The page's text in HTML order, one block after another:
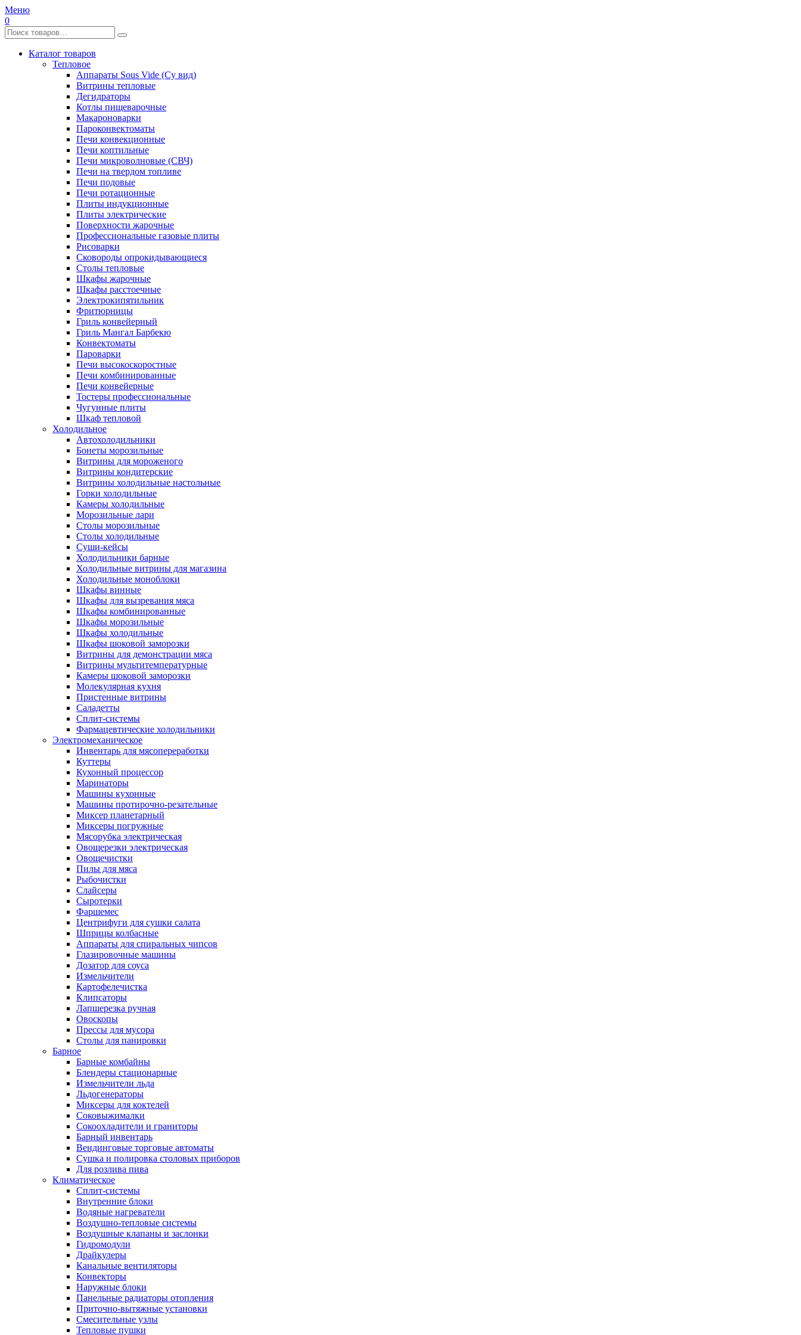
Меню
0
Каталог товаров
Тепловое
Аппараты Sous Vide (Су вид)
Витрины тепловые
Дегидраторы
Котлы пищеварочные
Макароноварки
Пароконвектоматы
Печи конвекционные
Печи коптильные
Печи микроволновые (СВЧ)
Печи на твердом топливе
Печи подовые
Печи ротационные
Плиты индукционные
Плиты электрические
Поверхности жарочные
Профессиональные газовые плиты
Рисоварки
Сковороды опрокидывающиеся
Столы тепловые
Шкафы жарочные
Шкафы расстоечные
Электрокипятильник
Фритюрницы
Гриль конвейерный
Гриль Мангал Барбекю
Конвектоматы
Пароварки
Печи высокоскоростные
Печи комбинированные
Печи конвейерные
Тостеры профессиональные
Чугунные плиты
Шкаф тепловой
Холодильное
Автохолодильники
Бонеты морозильные
Витрины для мороженого
Витрины кондитерские
Витрины холодильные настольные
Горки холодильные
Камеры холодильные
Морозильные лари
Столы морозильные
Столы холодильные
Суши-кейсы
Холодильники барные
Холодильные витрины для магазина
Холодильные моноблоки
Шкафы винные
Шкафы для вызревания мяса
Шкафы комбинированные
Шкафы морозильные
Шкафы холодильные
Шкафы шоковой заморозки
Витрины для демонстрации мяса
Витрины мультитемпературные
Камеры шоковой заморозки
Молекулярная кухня
Пристенные витрины
Саладетты
Сплит-системы
Фармацевтические холодильники
Электромеханическое
Инвентарь для мясопереработки
Куттеры
Кухонный процессор
Маринаторы
Машины кухонные
Машины протирочно-резательные
Миксер планетарный
Миксеры погружные
Мясорубка электрическая
Овощерезки электрическая
Овощечистки
Пилы для мяса
Рыбочистки
Слайсеры
Сыротерки
Фаршемес
Центрифуги для сушки салата
Шприцы колбасные
Аппараты для спиральных чипсов
Глазировочные машины
Дозатор для соуса
Измельчители
Картофелечистка
Клипсаторы
Лапшерезка ручная
Овоскопы
Прессы для мусора
Столы для панировки
Барное
Барные комбайны
Блендеры стационарные
Измельчители льда
Льдогенераторы
Миксеры для коктелей
Соковыжималки
Сокоохладители и граниторы
Барный инвентарь
Вендинговые торговые автоматы
Сушка и полировка столовых приборов
Для розлива пива
Климатическое
Сплит-системы
Внутренние блоки
Водяные нагреватели
Воздушно-тепловые системы
Воздушные клапаны и заслонки
Гидромодули
Драйкулеры
Канальные вентиляторы
Конвекторы
Наружные блоки
Панельные радиаторы отопления
Приточно-вытяжные установки
Смесительные узлы
Тепловые пушки